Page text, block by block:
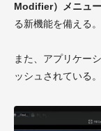
Modifier）メニュー
る新機能を備える。
また、アプリケー
ッシュされている。